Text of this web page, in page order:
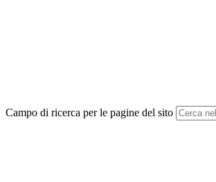
Campo di ricerca per le pagine del sito